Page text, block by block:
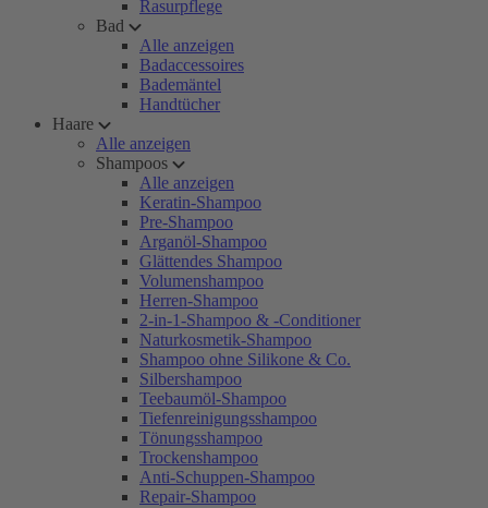
Rasurpflege
Bad
Alle anzeigen
Badaccessoires
Bademäntel
Handtücher
Haare
Alle anzeigen
Shampoos
Alle anzeigen
Keratin-Shampoo
Pre-Shampoo
Arganöl-Shampoo
Glättendes Shampoo
Volumenshampoo
Herren-Shampoo
2-in-1-Shampoo & -Conditioner
Naturkosmetik-Shampoo
Shampoo ohne Silikone & Co.
Silbershampoo
Teebaumöl-Shampoo
Tiefenreinigungsshampoo
Tönungsshampoo
Trockenshampoo
Anti-Schuppen-Shampoo
Repair-Shampoo